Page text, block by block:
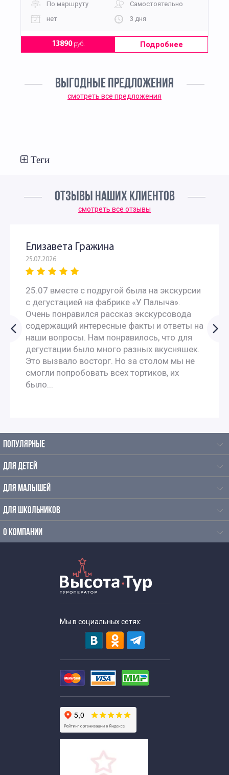
По маршруту
Самостоятельно
нет
3 дня
13890руб. Подробнее
ВЫГОДНЫЕ ПРЕДЛОЖЕНИЯ
смотреть все предложения
Теги
ОТЗЫВЫ НАШИХ КЛИЕНТОВ
смотреть все отзывы
Елизавета Гражина
25.07.2026
25.07 вместе с подругой была на экскурсии
с дегустацией на фабрике «У Палыча».
Очень понравился рассказ экскурсовода
содержащий интересные факты и ответы на
наши вопросы. Нам понравилось, что для
дегустации было много разных вкусняшек.
Это вызвало восторг. Но за столом мы не
смогли попробовать всех тортиков, их
было...
ПОПУЛЯРНЫЕ
ДЛЯ ДЕТЕЙ
ДЛЯ МАЛЫШЕЙ
ДЛЯ ШКОЛЬНИКОВ
О КОМПАНИИ
Мы в социальных сетях: